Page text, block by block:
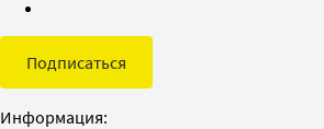
Подписаться
Информация: